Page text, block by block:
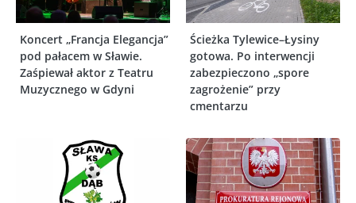
Koncert „Francja Elegancja”
pod pałacem w Sławie.
Zaśpiewał aktor z Teatru
Muzycznego w Gdyni
Ścieżka Tylewice–Łysiny
gotowa. Po interwencji
zabezpieczono „spore
zagrożenie” przy
cmentarzu